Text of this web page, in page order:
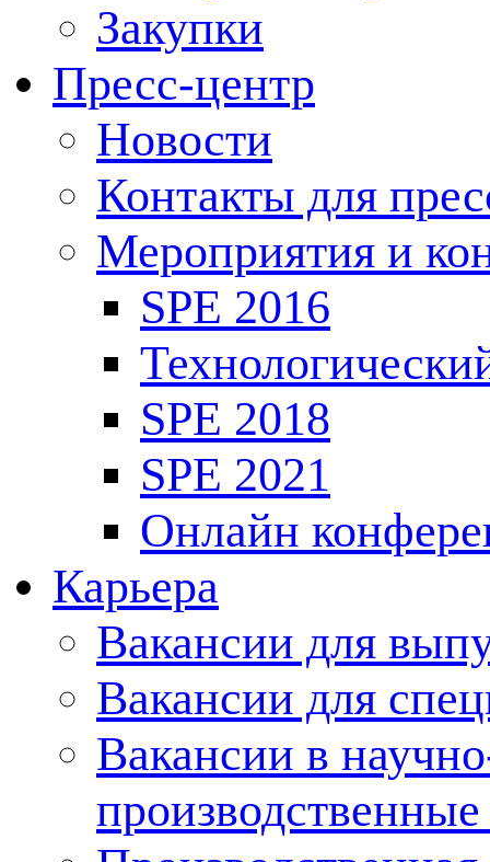
Закупки
Пресс-центр
Новости
Контакты для
Мероприятия и
SPE 2016
SPE 2018
SPE 2021
Онлайн
Карьера
Вакансии для
Вакансии для
Вакансии в